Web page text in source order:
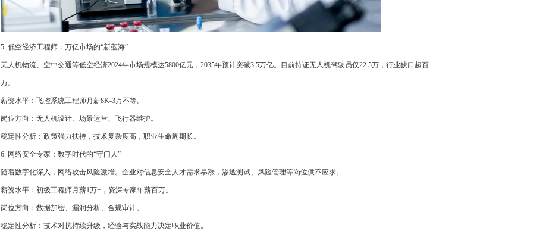
5. 低空经济工程师：万亿市场的“新蓝海”
无人机物流、空中交通等低空经济2024年市场规模达5800亿元，2035年预计突破3.5万亿。目前持证无人机驾驶员仅22.5万，行业缺口超百
万。
薪资水平：飞控系统工程师月薪8K-3万不等。
岗位方向：无人机设计、场景运营、飞行器维护。
稳定性分析：政策强力扶持，技术复杂度高，职业生命周期长。
6. 网络安全专家：数字时代的“守门人”
随着数字化深入，网络攻击风险激增。企业对信息安全人才需求暴涨，渗透测试、风险管理等岗位供不应求。
薪资水平：初级工程师月薪1万+，资深专家年薪百万。
岗位方向：数据加密、漏洞分析、合规审计。
稳定性分析：技术对抗持续升级，经验与实战能力决定职业价值。